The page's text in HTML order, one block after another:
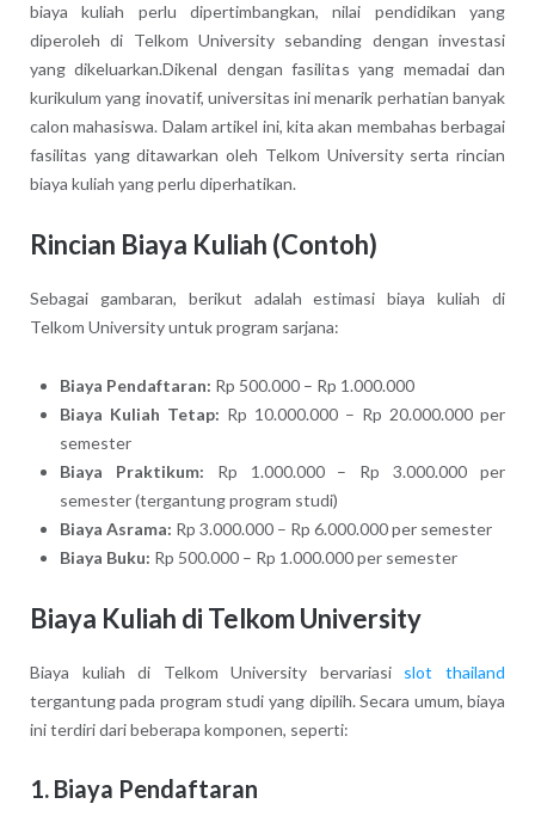
biaya kuliah perlu dipertimbangkan, nilai pendidikan yang
diperoleh di Telkom University sebanding dengan investasi
yang dikeluarkan.Dikenal dengan fasilitas yang memadai dan
kurikulum yang inovatif, universitas ini menarik perhatian banyak
calon mahasiswa. Dalam artikel ini, kita akan membahas berbagai
fasilitas yang ditawarkan oleh Telkom University serta rincian
biaya kuliah yang perlu diperhatikan.
Rincian Biaya Kuliah (Contoh)
Sebagai gambaran, berikut adalah estimasi biaya kuliah di
Telkom University untuk program sarjana:
Biaya Pendaftaran: Rp 500.000 – Rp 1.000.000
Biaya Kuliah Tetap: Rp 10.000.000 – Rp 20.000.000 per
semester
Biaya Praktikum: Rp 1.000.000 – Rp 3.000.000 per
semester (tergantung program studi)
Biaya Asrama: Rp 3.000.000 – Rp 6.000.000 per semester
Biaya Buku: Rp 500.000 – Rp 1.000.000 per semester
Biaya Kuliah di Telkom University
Biaya kuliah di Telkom University bervariasi slot thailand
tergantung pada program studi yang dipilih. Secara umum, biaya
ini terdiri dari beberapa komponen, seperti:
1. Biaya Pendaftaran